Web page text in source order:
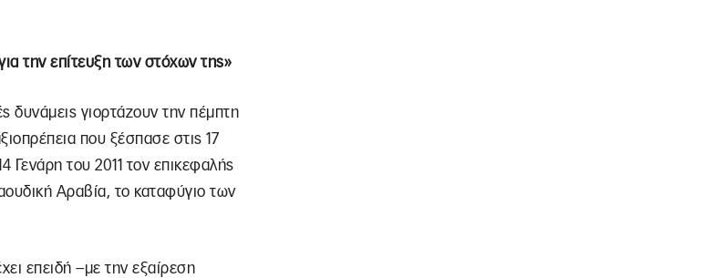
την επίτευξη των στόχων της»
δυνάμεις γιορτάζουν την πέμπτη
που ξέσπασε στις 17
Γενάρη του 2011 τον επικεφαλής
Αραβία, το καταφύγιο των
επειδή –με την εξαίρεση